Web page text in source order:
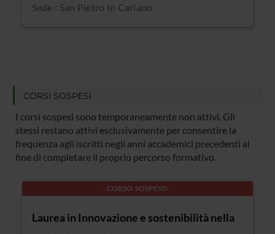
Sede : San Pietro In Cariano
CORSI SOSPESI
I corsi sospesi sono temporaneamente non attivi. Gli
stessi restano attivi esclusivamente per consentire la
frequenza agli iscritti negli anni accademici precedenti al
fine di completare il proprio percorso formativo.
CORSO SOSPESO
Laurea in Innovazione e sostenibilità nella